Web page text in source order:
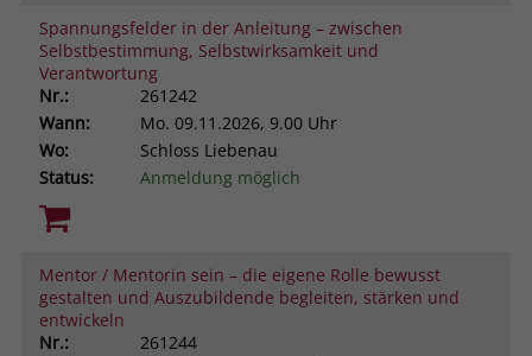
Spannungsfelder in der Anleitung – zwischen
Selbstbestimmung, Selbstwirksamkeit und
Verantwortung
Nr.:
261242
Wann:
Mo. 09.11.2026, 9.00 Uhr
Wo:
Schloss Liebenau
Status:
Anmeldung möglich
Mentor / Mentorin sein – die eigene Rolle bewusst
gestalten und Auszubildende begleiten, stärken und
entwickeln
Nr.:
261244